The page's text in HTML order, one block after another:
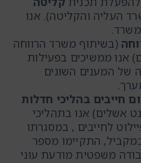
העליה והקליטה). אנו
(בשיתוף משרד הרווחה
אנו ממשיכים בפעילות
של המענים השונים
חייבים בהליכי חדלות
אשלים) אנו בתהליכי
לחייבים , במסגרתו
חייבים. במקביל, התקיימו מספר
משפטית מודעת עוני